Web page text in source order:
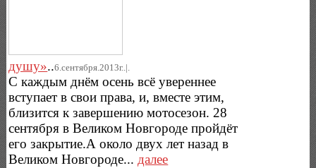
душу»..6.сентября.2013г..|.
С каждым днём осень всё увереннее
вступает в свои права, и, вместе этим,
близится к завершению мотосезон. 28
сентября в Великом Новгороде пройдёт
его закрытие.А около двух лет назад в
Великом Новгороде... далее